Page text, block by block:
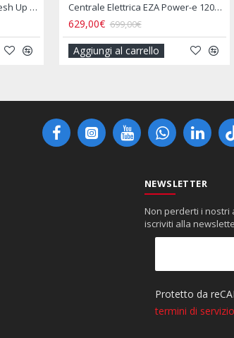
Chiusura di Sicurezza Inside Outdoor Lock - THULE
129,50€
Aggiungi al carrello
NEWSLETTER
Non perderti i nostri
iscriviti alla